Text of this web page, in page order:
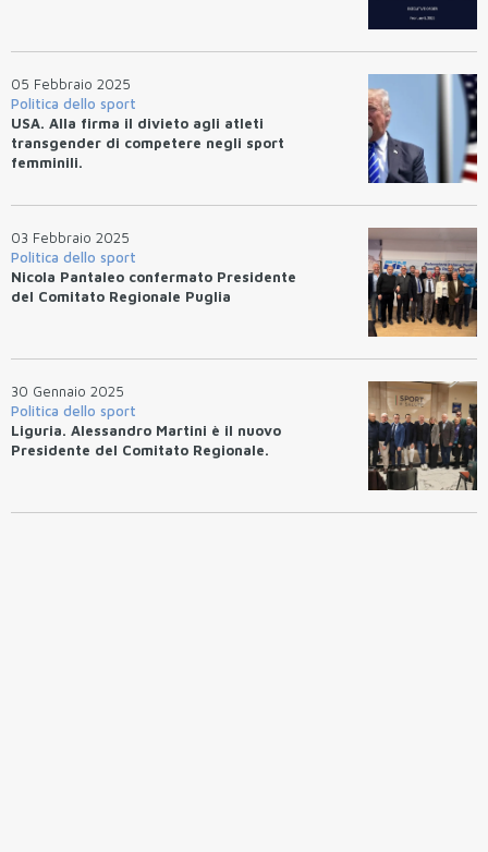
05 Febbraio 2025
Politica dello sport
USA. Alla firma il divieto agli atleti
transgender di competere negli sport
femminili.
03 Febbraio 2025
Politica dello sport
Nicola Pantaleo confermato Presidente
del Comitato Regionale Puglia
30 Gennaio 2025
Politica dello sport
Liguria. Alessandro Martini è il nuovo
Presidente del Comitato Regionale.